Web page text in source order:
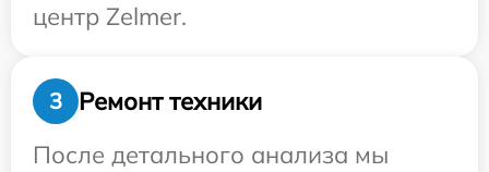
центр Zelmer.
3
Ремонт техники
После детального анализа мы